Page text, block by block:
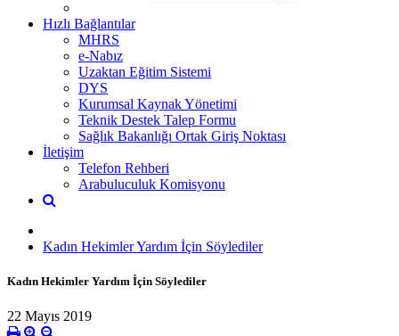
Hızlı Bağlantılar
MHRS
e-Nabız
Uzaktan Eğitim Sistemi
DYS
Kurumsal Kaynak Yönetimi
Teknik Destek Talep Formu
Sağlık Bakanlığı Ortak Giriş Noktası
İletişim
Telefon Rehberi
Arabuluculuk Komisyonu
Kadın Hekimler Yardım İçin Söylediler
Kadın Hekimler Yardım İçin Söylediler
22 Mayıs 2019